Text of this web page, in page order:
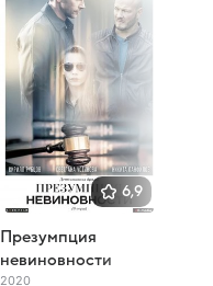
6,9
Презумпция
невиновности
2020